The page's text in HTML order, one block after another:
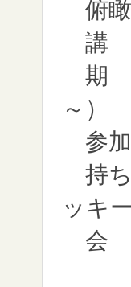
俯
講
期
～）
参
持
ッキ
会
〒